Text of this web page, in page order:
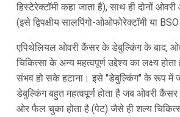
हिस्टेरेक्टॉमी कहा जाता है), साथ ही दोनों
(इसे द्विपक्षीय सालपिंगो-ओओफोरेक्टॉमी या
एपिथेलियल ओवरी कैंसर के डेबुल्किंग के बाद,
चिकित्सा के अन्य महत्वपूर्ण उद्देश्य का लक्ष्य
संभव हो सके हटाना। इसे "डेबुल्किंग" के रूप में
डेबुल्किंग बहुत महत्वपूर्ण होता है जब ओवरी
ओर फैल चुका होता है (पेट) जैसे ही शल्य